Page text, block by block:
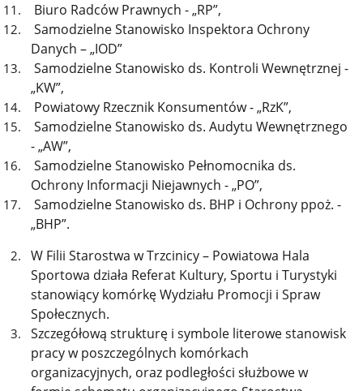
Biuro Radców Prawnych - „RP”,
Samodzielne Stanowisko Inspektora Ochrony
Danych – „IOD”
Samodzielne Stanowisko ds. Kontroli Wewnętrznej -
„KW”,
Powiatowy Rzecznik Konsumentów - „RzK”,
Samodzielne Stanowisko ds. Audytu Wewnętrznego
- „AW”,
Samodzielne Stanowisko Pełnomocnika ds.
Ochrony Informacji Niejawnych - „PO”,
Samodzielne Stanowisko ds. BHP i Ochrony ppoż. -
„BHP”.
W Filii Starostwa w Trzcinicy – Powiatowa Hala
Sportowa działa Referat Kultury, Sportu i Turystyki
stanowiący komórkę Wydziału Promocji i Spraw
Społecznych.
Szczegółową strukturę i symbole literowe stanowisk
pracy w poszczególnych komórkach
organizacyjnych, oraz podległości służbowe w